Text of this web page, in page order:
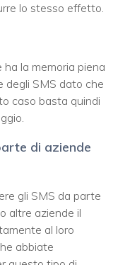
lo stesso effetto.
la memoria piena
degli SMS dato che
caso basta quindi
di aziende
gli SMS da parte
altre aziende il
al loro
abbiate